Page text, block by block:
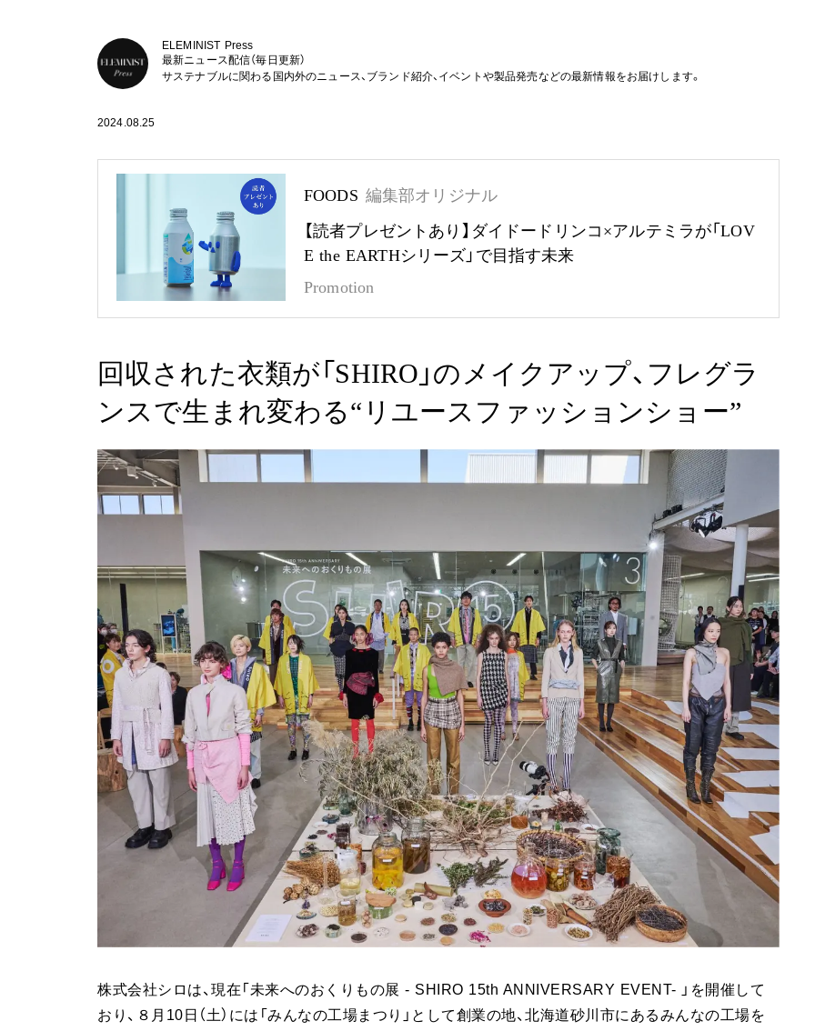
ELEMINIST Press
最新ニュース配信（毎日更新）
サステナブルに関わる国内外のニュース、ブランド紹介、イベントや製品発売などの最新情報をお届けします。
2024.08.25
FOODS 編集部オリジナル
【読者プレゼントあり】ダイドードリンコ×アルテミラが「LOV
E the EARTHシリーズ」で目指す未来
Promotion
回収された衣類が「SHIRO」のメイクアップ、フレグラ
ンスで生まれ変わる“リユースファッションショー”
株式会社シロは、現在「未来へのおくりもの展 - SHIRO 15th ANNIVERSARY EVENT- 」を開催して
おり、８月10日（土）には「みんなの工場まつり」として創業の地、北海道砂川市にあるみんなの工場を